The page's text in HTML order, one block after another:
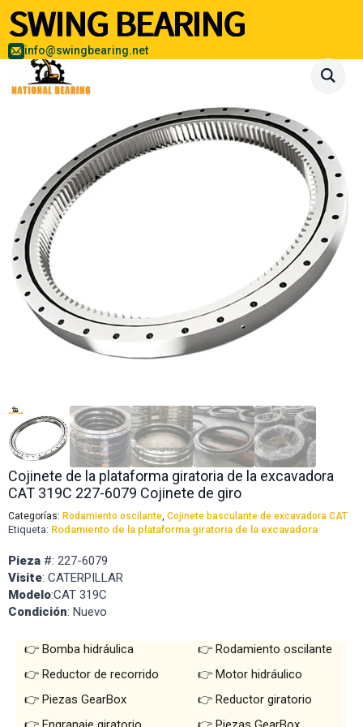
info@swingbearing.net
Cojinete de la plataforma giratoria de la excavadora
CAT 319C 227-6079 Cojinete de giro
Categorías: Rodamiento oscilante, Cojinete basculante de excavadora CAT
Etiqueta: Rodamiento de la plataforma giratoria de la excavadora
Pieza #: 227-6079
Visite: CATERPILLAR
Modelo:CAT 319C
Condición: Nuevo
Bomba hidráulica
Reductor de recorrido
Piezas GearBox
Rodamiento oscilante
Motor hidráulico
Reductor giratorio